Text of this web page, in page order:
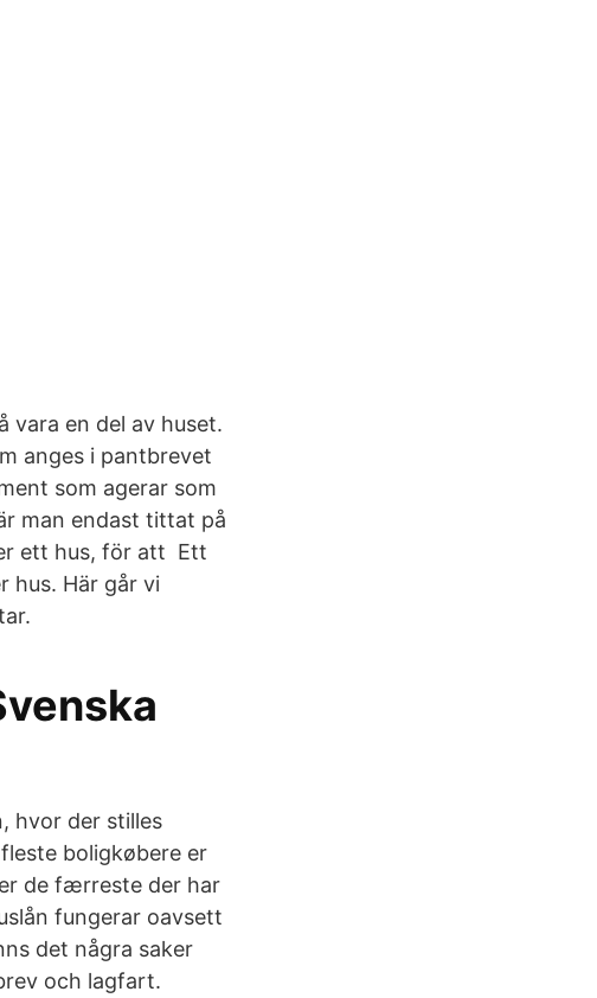
vara en del av huset.
anges i pantbrevet
som agerar som
man endast tittat på
ett hus, för att Ett
hus. Här går vi
hvor der stilles
boligkøbere er
de færreste der har
fungerar oavsett
det några saker
och lagfart.